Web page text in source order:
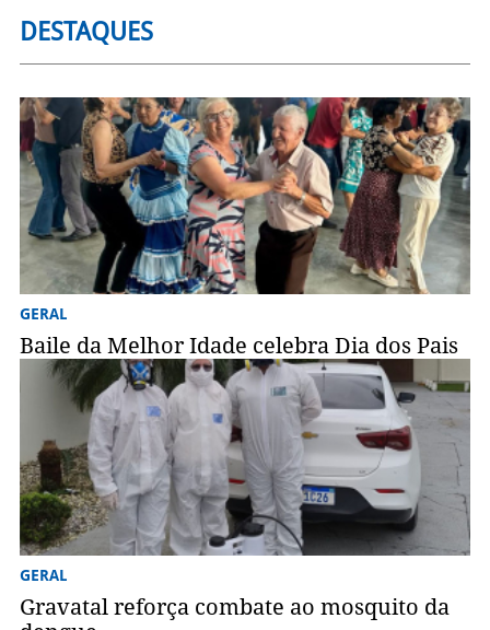
DESTAQUES
GERAL
Baile da Melhor Idade celebra Dia dos Pais
GERAL
Gravatal reforça combate ao mosquito da